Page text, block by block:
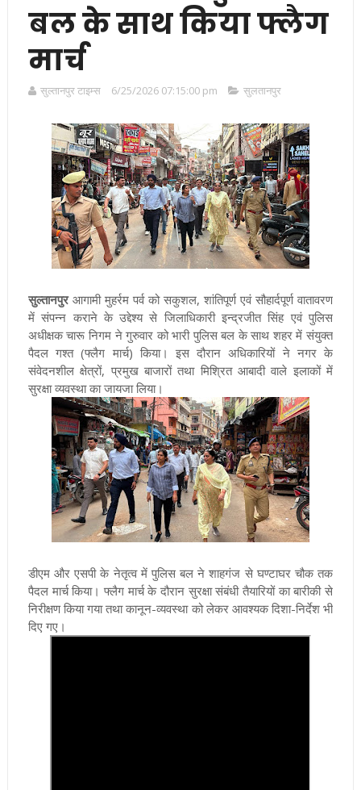
बल के साथ किया फ्लैग
मार्च
सुल्तानपुर टाइम्स 6/25/2026 07:15:00 pm सुलतानपुर
सुल्तानपुरआगामी मुहर्रम पर्व को सकुशल, शांतिपूर्ण एवं सौहार्दपूर्ण वातावरण
में संपन्न कराने के उद्देश्य से जिलाधिकारी इन्द्रजीत सिंह एवं पुलिस
अधीक्षक चारू निगम ने गुरुवार को भारी पुलिस बल के साथ शहर में संयुक्त
पैदल गश्त (फ्लैग मार्च) किया। इस दौरान अधिकारियों ने नगर के
संवेदनशील क्षेत्रों, प्रमुख बाजारों तथा मिश्रित आबादी वाले इलाकों में
सुरक्षा व्यवस्था का जायजा लिया।
डीएम और एसपी के नेतृत्व में पुलिस बल ने शाहगंज से घण्टाघर चौक तक
पैदल मार्च किया। फ्लैग मार्च के दौरान सुरक्षा संबंधी तैयारियों का बारीकी से
निरीक्षण किया गया तथा कानून-व्यवस्था को लेकर आवश्यक दिशा-निर्देश भी
दिए गए।